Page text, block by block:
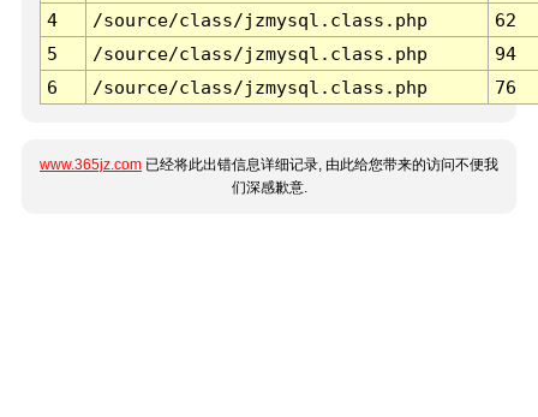
4
/source/class/jzmysql.class.php
62
5
/source/class/jzmysql.class.php
94
6
/source/class/jzmysql.class.php 76
www.365jz.com 已经将此出错信息详细记录, 由此给您带来的访问不便我
们深感歉意.